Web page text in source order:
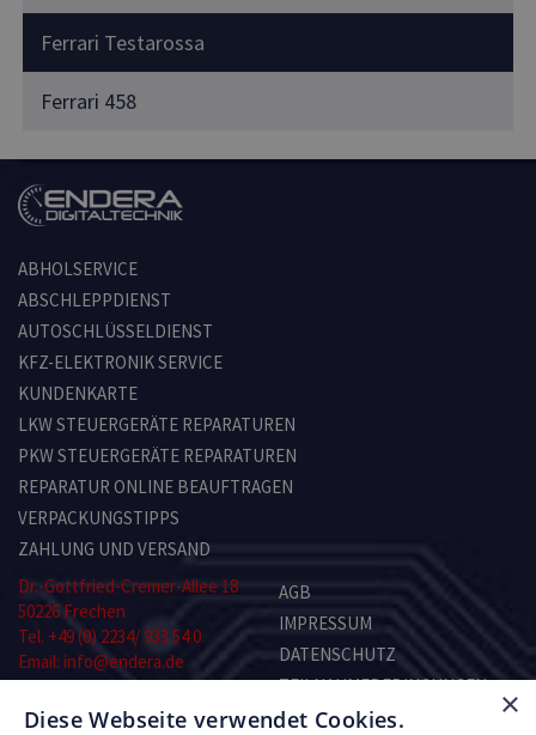
Ferrari Testarossa
Ferrari 458
ABHOLSERVICE
ABSCHLEPPDIENST
AUTOSCHLÜSSELDIENST
KFZ-ELEKTRONIK SERVICE
KUNDENKARTE
LKW STEUERGERÄTE REPARATUREN
PKW STEUERGERÄTE REPARATUREN
REPARATUR ONLINE BEAUFTRAGEN
VERPACKUNGSTIPPS
ZAHLUNG UND VERSAND
Dr.-Gottfried-Cremer-Allee 18
50226 Frechen
Tel. +49 (0) 2234/ 933 54 0
Email: info@endera.de
Montag–Freitag:
AGB
IMPRESSUM
DATENSCHUTZ
TEILNAHMEBEDINGUNGEN
KONTAKT
×
Diese Webseite verwendet Cookies.